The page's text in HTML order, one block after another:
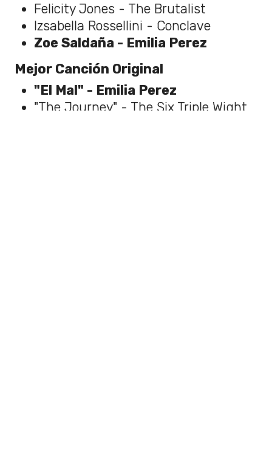
Felicity Jones - The Brutalist
Izsabella Rossellini - Conclave
Zoe Saldaña - Emilia Perez
Mejor Canción Original
"El Mal" - Emilia Perez
"The Journey" - The Six Triple Wight